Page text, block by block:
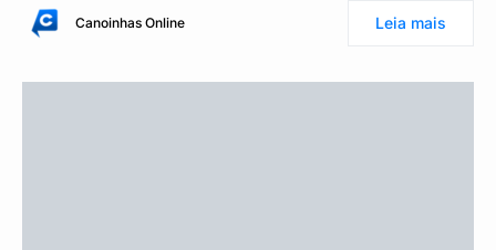
Canoinhas Online Leia mais